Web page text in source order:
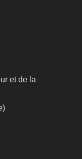
et de la